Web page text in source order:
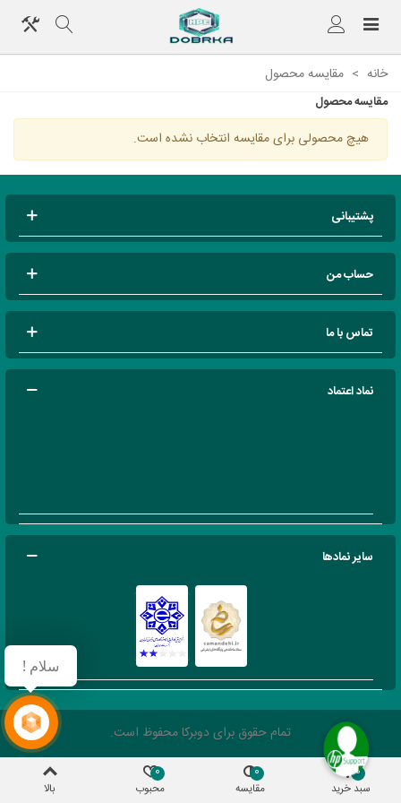
خانه > مقایسه‌ محصول
مقایسه‌ محصول
هیچ محصولی برای مقایسه انتخاب نشده است.
پشتیبانی
حساب من
تماس با ما
نماد اعتماد
سایر نمادها
تمام حقوق برای دوبرکا محفوظ است.
سبد خرید
0
مقایسه
0
محبوب
0
بالا
سلام !